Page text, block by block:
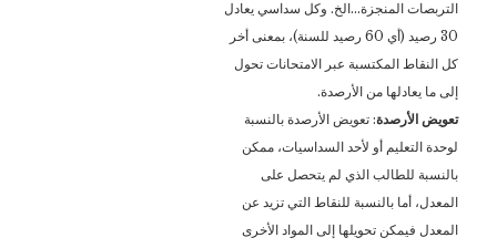
التربصات المنجزة…الخ. وكل سداسي يعادل
30 رصيد (أي 60 رصيد للسنة)، بمعنى أخر
كل النقاط المكتسبة عبر الامتحانات تحول
إلى ما يعادلها من الأرصدة.
تعويض الأرصدة: تعويض الأرصدة بالنسبة
لوحدة التعليم أو لأحد السداسيات، ممكن
بالنسبة للطالب الذي لم يتحصل على
المعدل، أما بالنسبة للنقاط التي تزيد عن
المعدل فيمكن تحويلها إلى المواد الأخرى